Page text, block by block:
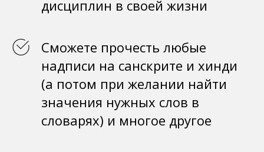
дисциплин в своей жизни
Сможете прочесть любые
надписи на санскрите и хинди
(а потом при желании найти
значения нужных слов в
словарях) и многое другое